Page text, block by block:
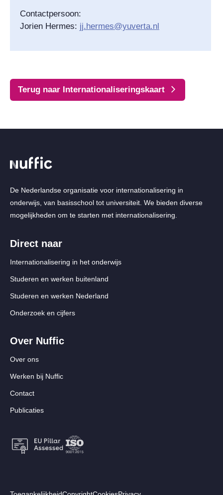
Contactpersoon:
Jorien Hermes: jj.hermes@yuverta.nl
Terug naar Internationaliseringskaart
De Nederlandse organisatie voor internationalisering in
onderwijs, van basisschool tot universiteit. We bieden diverse
mogelijkheden om te starten met internationalisering.
Direct naar
Internationalisering in het onderwijs
Studeren en werken buitenland
Studeren en werken Nederland
Onderzoek en cijfers
Over Nuffic
Over ons
Werken bij Nuffic
Contact
Publicaties